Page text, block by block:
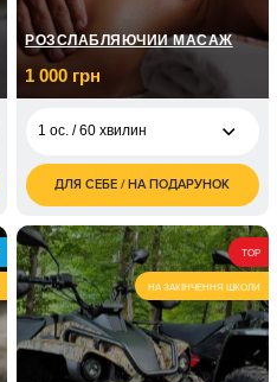
РОЗСЛАБЛЯЮЧИЙ МАСАЖ
1 000 грн
1 ос. / 60 хвилин
1 000
грн
2 ос. / 60 хвилин
2 000
грн
ДЛЯ СЕБЕ / НА ПОДАРУНОК
TOP
НА ЗАКІНЧЕННЯ ШКОЛИ